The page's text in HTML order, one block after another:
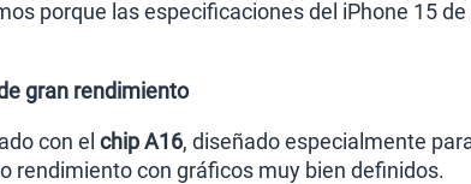
porque las especificaciones del iPhone 15
gran rendimiento
con el chip A16, diseñado especialmente
rendimiento con gráficos muy bien definidos.